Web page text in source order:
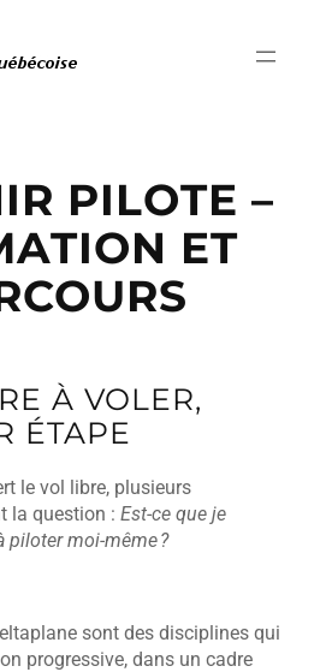
PILOTE –
ET
À VOLER,
ÉTAPE
le vol libre, plusieurs
la question : Est-ce que je
piloter moi‑même ?
sont des disciplines qui
progressive, dans un cadre